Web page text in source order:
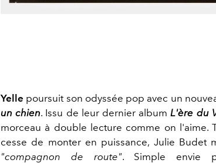
Yelle poursuit son odyssée pop avec un
un chien. Issu de leur dernier albumL'ère du
morceau à double lecture comme on l'aime.
cesse de monter en puissance, Julie Budet
"compagnon de route". Simple envie